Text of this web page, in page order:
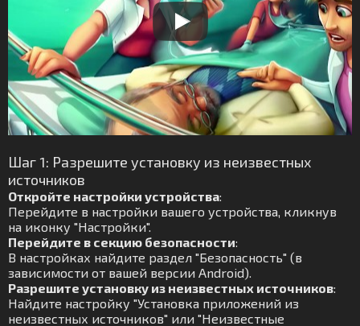
Шаг 1: Разрешите установку из неизвестных
источников
Откройте настройки устройства:
Перейдите в настройки вашего устройства, кликнув
на иконку "Настройки".
Перейдите в секцию безопасности:
В настройках найдите раздел "Безопасность" (в
зависимости от вашей версии Android).
Разрешите установку из неизвестных источников:
Найдите настройку "Установка приложений из
неизвестных источников" или "Неизвестные